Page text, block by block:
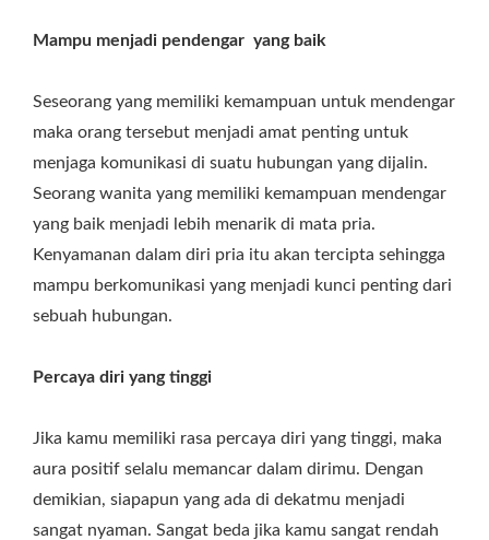
Mampu menjadi pendengar yang baik
Seseorang yang memiliki kemampuan untuk mendengar
maka orang tersebut menjadi amat penting untuk
menjaga komunikasi di suatu hubungan yang dijalin.
Seorang wanita yang memiliki kemampuan mendengar
yang baik menjadi lebih menarik di mata pria.
Kenyamanan dalam diri pria itu akan tercipta sehingga
mampu berkomunikasi yang menjadi kunci penting dari
sebuah hubungan.
Percaya diri yang tinggi
Jika kamu memiliki rasa percaya diri yang tinggi, maka
aura positif selalu memancar dalam dirimu. Dengan
demikian, siapapun yang ada di dekatmu menjadi
sangat nyaman. Sangat beda jika kamu sangat rendah